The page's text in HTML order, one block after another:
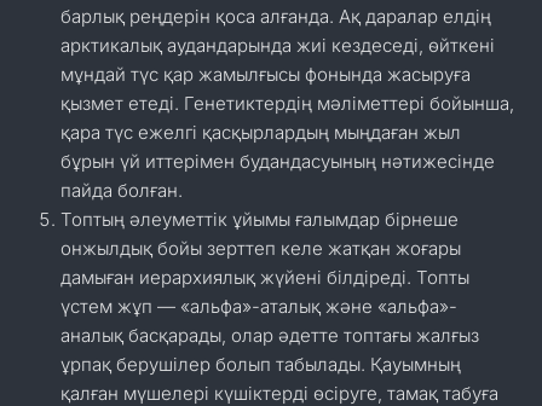
барлық реңдерін қоса алғанда. Ақ даралар елдің
арктикалық аудандарында жиі кездеседі, өйткені
мұндай түс қар жамылғысы фонында жасыруға
қызмет етеді. Генетиктердің мәліметтері бойынша,
қара түс ежелгі қасқырлардың мыңдаған жыл
бұрын үй иттерімен будандасуының нәтижесінде
пайда болған.
Топтың әлеуметтік ұйымы ғалымдар бірнеше
онжылдық бойы зерттеп келе жатқан жоғары
дамыған иерархиялық жүйені білдіреді. Топты
үстем жұп — «альфа»-аталық және «альфа»-
аналық басқарады, олар әдетте топтағы жалғыз
ұрпақ берушілер болып табылады. Қауымның
қалған мүшелері күшіктерді өсіруге, тамақ табуға